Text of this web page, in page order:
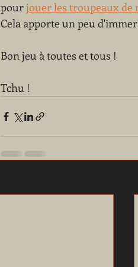
pour jouer les troupeaux de
Cela apporte un peu
Bon jeu à toutes et tous !
Tchu !